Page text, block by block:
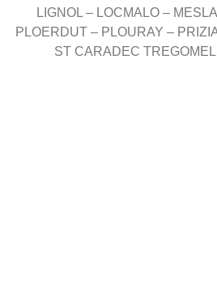
LIGNOL – LOCMALO –
PLOERDUT – PLOURAY –
ST CARADEC